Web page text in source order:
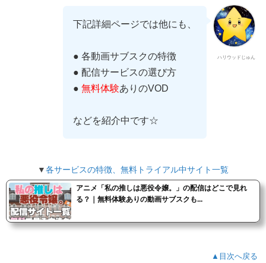
ハリウッドじゅん
下記詳細ページでは他にも、
● 各動画サブスクの特徴
● 配信サービスの選び方
● 無料体験ありのVOD
などを紹介中です☆
▼各サービスの特徴、無料トライアル中サイト一覧
アニメ「私の推しは悪役令嬢。」の配信はどこで見れ
る？｜無料体験ありの動画サブスクも...
▲目次へ戻る